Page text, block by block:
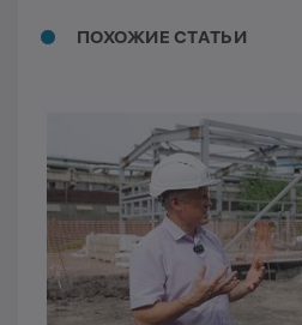
ПОХОЖИЕ СТАТЬИ